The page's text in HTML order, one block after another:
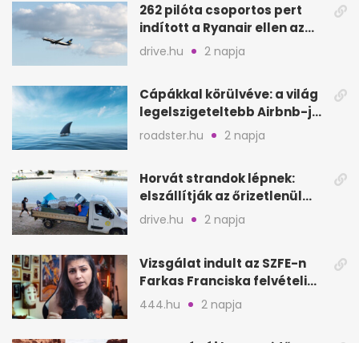
262 pilóta csoportos pert
indított a Ryanair ellen az
Egyesült Királyságban
drive.hu 2 napja
Cápákkal körülvéve: a világ
legelszigeteltebb Airbnb-je
a nyílt tengeren
roadster.hu 2 napja
Horvát strandok lépnek:
elszállítják az őrizetlenül
hagyott törölközőket
drive.hu 2 napja
Vizsgálat indult az SZFE-n
Farkas Franciska felvételi
videója után
444.hu 2 napja